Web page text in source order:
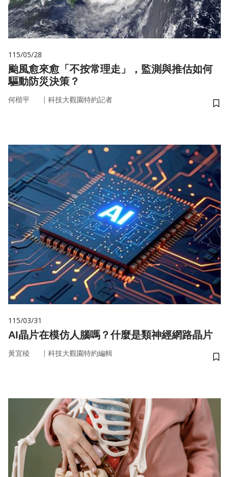
115/05/28
颱風愈來愈「不按常理走」，監測與推估如何
驅動防災決策？
何楷平 ｜ 科技大觀園特約記者
儲
115/03/31
AI晶片在模仿人腦嗎？什麼是類神經網路晶片
黃宜稜 ｜ 科技大觀園特約編輯
儲